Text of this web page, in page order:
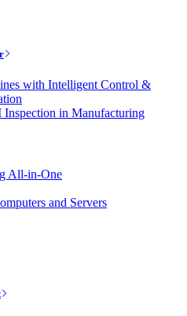
with Intelligent Control &
in Manufacturing
All-in-One
and Servers